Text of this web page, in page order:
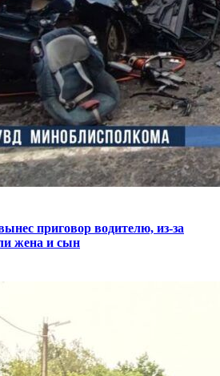
приговор водителю, из-за
жена и сын